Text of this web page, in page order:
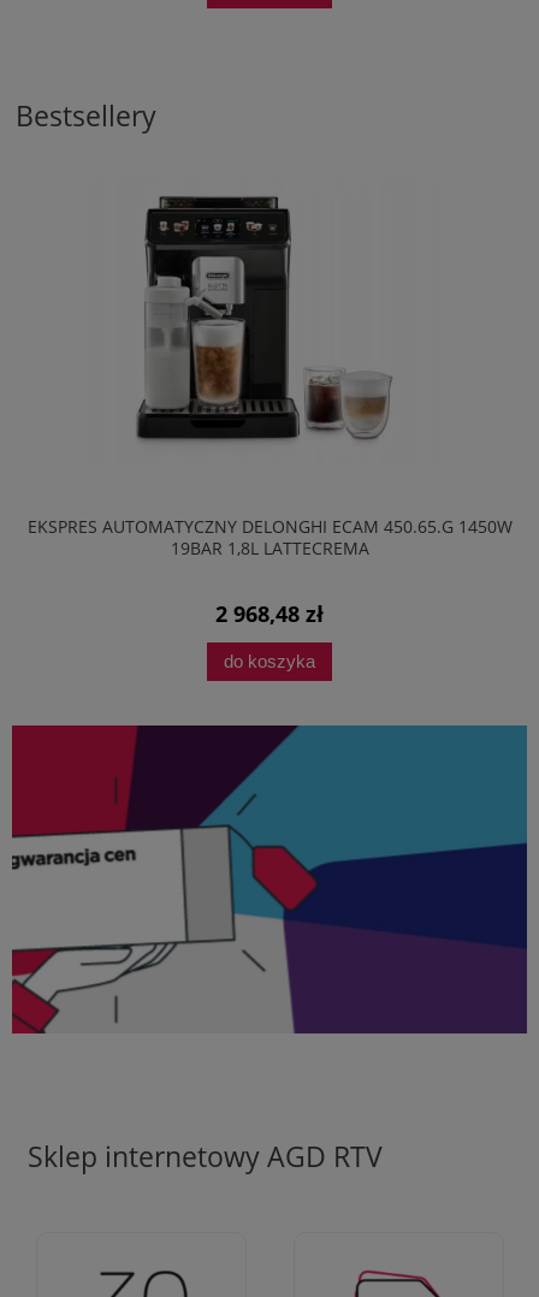
Bestsellery
EKSPRES AUTOMATYCZNY DELONGHI ECAM 450.65.G 1450W
19BAR 1,8L LATTECREMA
2 968,48 zł
do koszyka
Sklep internetowy AGD RTV